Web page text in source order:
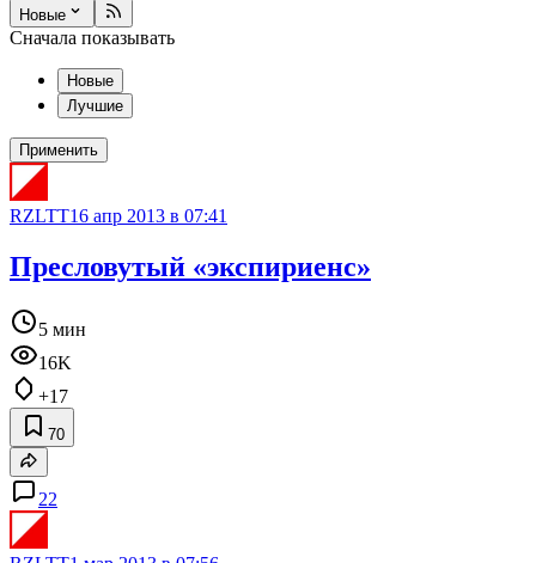
Новые
Сначала показывать
Новые
Лучшие
Применить
RZLTT16 апр 2013 в 07:41
Пресловутый «экспириенс»
5 мин
16K
+17
70
22